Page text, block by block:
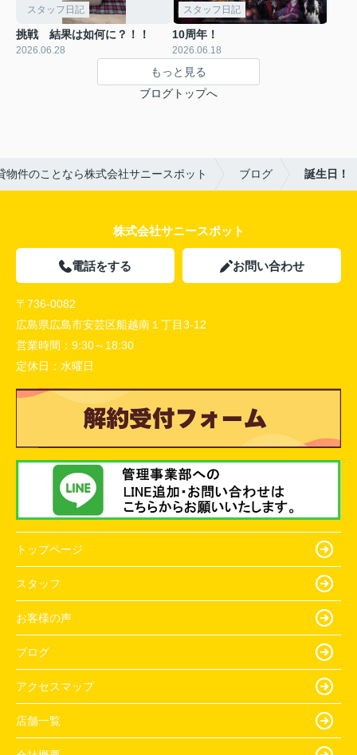
スタッフ日記
挑戦 結果は如何に？！！
2026.06.28
スタッフ日記
10周年！
2026.06.18
もっと見る
ブログトップへ
物件のことなら株式会社サニースポット ブログ 誕生日！
株式会社サニースポット
電話をする お問い合わせ
〒736-0082
広島県広島市安芸区船越南１丁目3-12
営業時間： 9:30～18:30
定休日： 水曜日
トップページ
スタッフ
お客様の声
ブログ
アクセスマップ
店舗一覧